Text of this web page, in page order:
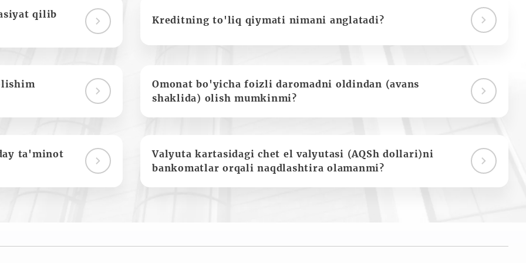
qilib Kreditning to'liq qiymati nimani anglatadi?
Omonat bo'yicha foizli daromadni oldindan (avans
shaklida) olish mumkinmi?
ta'minot
Valyuta kartasidagi chet el valyutasi (AQSh dollari)ni
bankomatlar orqali naqdlashtira olamanmi?